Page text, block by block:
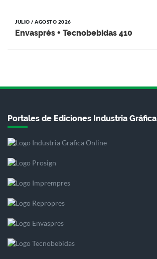
JULIO / AGOSTO 2026
Envasprés + Tecnobebidas 410
Portales de Ediciones Industria Gráfica